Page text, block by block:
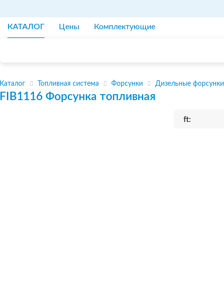
КАТАЛОГ Цены Комплектующие
Каталог Топливная система Форсунки Дизельные форсунки
FIB1116 Форсунка топливная
ft: